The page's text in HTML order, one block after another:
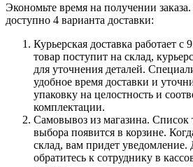
Экономьте время на получении
доступно 4 варианта доставки:
Курьерская доставка работает с
товар поступит на склад,
для уточнения деталей.
удобное время доставки и
упаковку на целостность и
комплектации.
Самовывоз из магазина. Список
выбора появится в корзине.
склад, вам придет уведомление.
обратитесь к сотруднику в